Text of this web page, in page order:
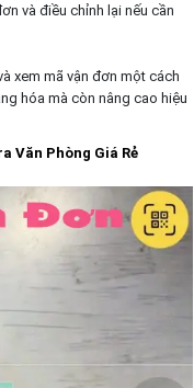
và điều chỉnh lại nếu cần
xem mã vận đơn một cách
hóa mà còn nâng cao hiệu
Văn Phòng Giá Rẻ